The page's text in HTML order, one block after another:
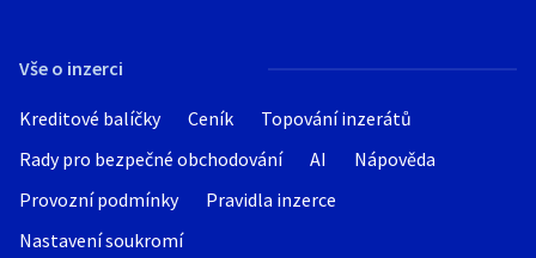
Vše o inzerci
Kreditové balíčky Ceník
Topování inzerátů
Rady pro bezpečné obchodování
AI
Nápověda
Provozní podmínky
Pravidla inzerce
Nastavení soukromí